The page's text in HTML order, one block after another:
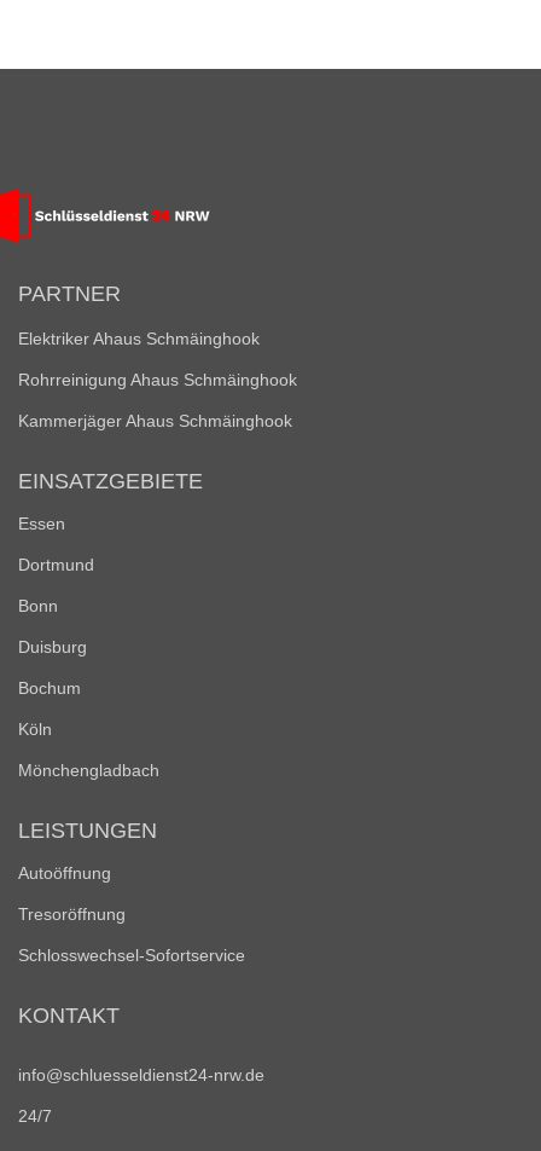
PARTNER
Elektriker Ahaus Schmäinghook
Rohrreinigung Ahaus Schmäinghook
Kammerjäger Ahaus Schmäinghook
EINSATZGEBIETE
Essen
Dortmund
Bonn
Duisburg
Bochum
Köln
Mönchengladbach
LEISTUNGEN
Autoöffnung
Tresoröffnung
Schlosswechsel-Sofortservice
KONTAKT
info@schluesseldienst24-nrw.de
24/7